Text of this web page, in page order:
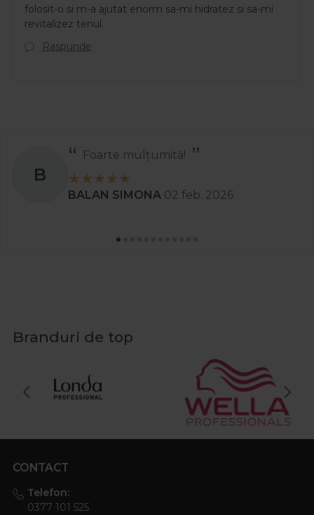
folosit-o si m-a ajutat enorm sa-mi hidratez si sa-mi
revitalizez tenul.
Raspunde
B
Foarte mulțumită!
BALAN SIMONA 02 feb. 2026
Branduri de top
CONTACT
Telefon:
0377 101 525